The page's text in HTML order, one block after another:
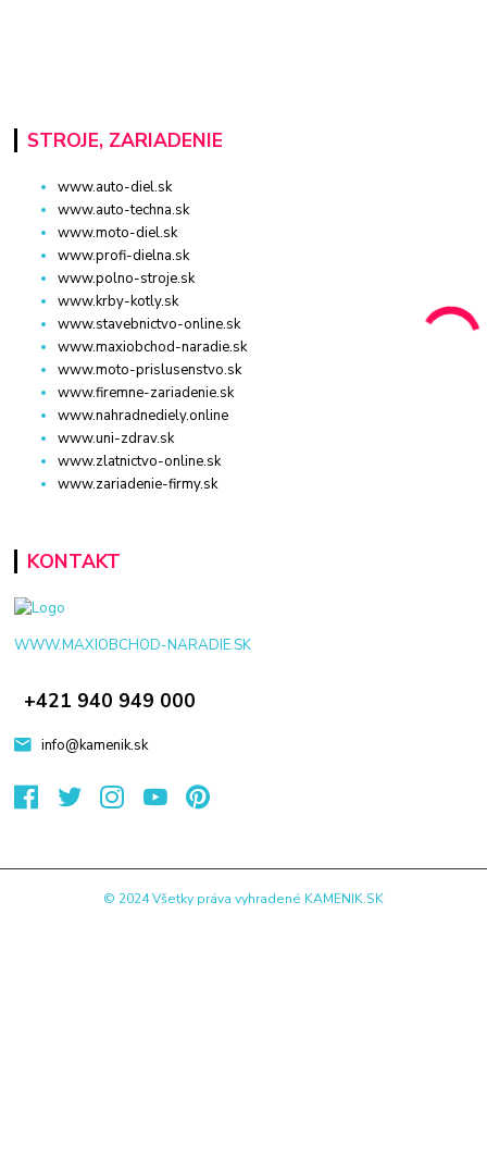
STROJE, ZARIADENIE
www.auto-diel.sk
www.auto-techna.sk
www.moto-diel.sk
www.profi-dielna.sk
www.polno-stroje.sk
www.krby-kotly.sk
www.stavebnictvo-online.sk
www.maxiobchod-naradie.sk
www.moto-prislusenstvo.sk
www.firemne-zariadenie.sk
www.nahradnediely.online
www.uni-zdrav.sk
www.zlatnictvo-online.sk
www.zariadenie-firmy.sk
KONTAKT
WWW.MAXIOBCHOD-NARADIE.SK
+421 940 949 000
info@kamenik.sk
© 2024 Všetky práva vyhradené KAMENIK.SK